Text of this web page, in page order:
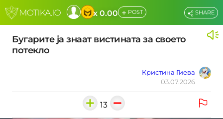
x 0.00 + POST
Бугарите ја знаат вистината за своето
потекло
Кристина Гиева
03.07.2026
SHARE
13